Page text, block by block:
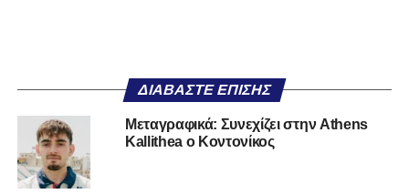
ΔΙΑΒΆΣΤΕ ΕΠΊΣΗΣ
Mεταγραφικά: Συνεχίζει στην Athens
Kallithea ο Κοντονίκος